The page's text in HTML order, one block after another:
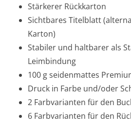
Stärkerer Rückkarton
Sichtbares Titelblatt
Karton)
Stabiler und haltbarer als
Leimbindung
100 g seidenmattes
Druck in Farbe und/oder
2 Farbvarianten für den
6 Farbvarianten für den